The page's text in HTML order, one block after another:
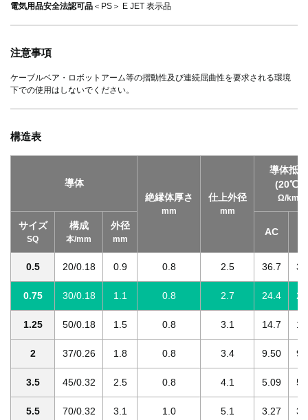
電気用品安全法認可品 ＜PS＞ E JET 表示品
注意事項
ケーブルベア・ロボットアーム等の摺動性及び連続屈曲性を要求される環境
下での使用はしないでください。
構造表
導体
絶縁体厚さ
mm
仕上外径
mm
導体抵抗
(20℃)
Ω/km
サイズ
SQ
構成
本/mm
外径
mm
AC
0.5 20/0.18 0.9 0.8 2.5 36.7
0.75 30/0.18 1.1 0.8 2.7 24.4
1.25 50/0.18 1.5 0.8 3.1 14.7
2 37/0.26 1.8 0.8 3.4 9.50
3.5 45/0.32 2.5 0.8 4.1 5.09
5.5 70/0.32 3.1 1.0 5.1 3.27